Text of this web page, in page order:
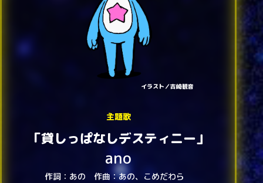
イラスト／吉崎観音
主題歌
「貸しっぱなしデスティニー」
ano
作詞：あの 作曲：あの、こめだわら